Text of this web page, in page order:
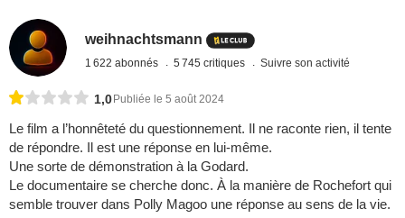
weihnachtsmann
1 622 abonnés 5 745 critiques Suivre son activité
1,0 Publiée le 5 août 2024
Le film a l’honnêteté du questionnement. Il ne raconte rien, il tente
de répondre. Il est une réponse en lui-même.
Une sorte de démonstration à la Godard.
Le documentaire se cherche donc. À la manière de Rochefort qui
semble trouver dans Polly Magoo une réponse au sens de la vie.